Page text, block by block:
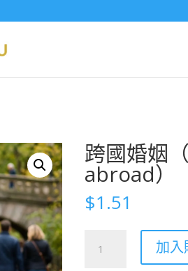
跨國婚姻
abroad）
$1.51
加入